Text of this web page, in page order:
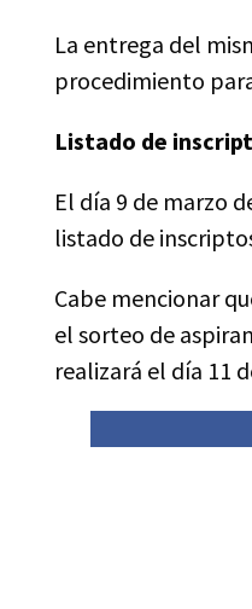
La entrega del
procedimiento
Listado de
El día 9 de marzo
listado de
Cabe mencionar
el sorteo de
realizará el día 11